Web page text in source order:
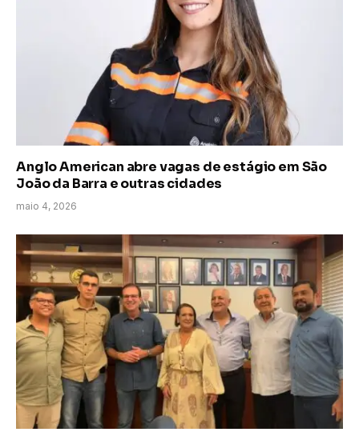
Anglo American abre vagas de estágio em São
João da Barra e outras cidades
maio 4, 2026